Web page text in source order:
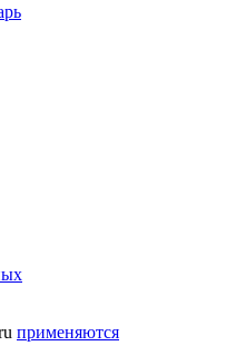
применяются